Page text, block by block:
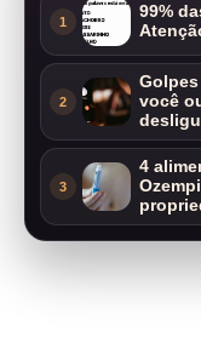
1
99%
2
você
3
4